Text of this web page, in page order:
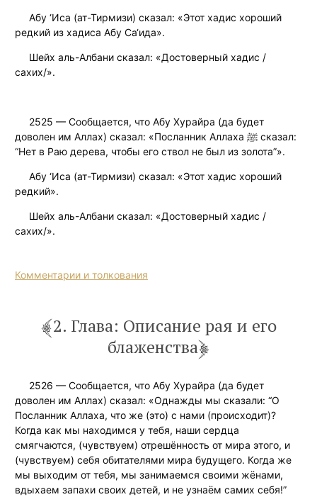
Абу ‘Иса (ат-Тирмизи) сказал: «Этот хадис хороший
редкий из хадиса Абу Са‘ида».
Шейх аль-Албани сказал: «Достоверный хадис /
сахих/».
2525 — Сообщается, что Абу Хурайра (да будет
доволен им Аллах) сказал: «Посланник Аллаха ﷺ сказал:
“Нет в Раю дерева, чтобы его ствол не был из золота”».
Абу ‘Иса (ат-Тирмизи) сказал: «Этот хадис хороший
редкий».
Шейх аль-Албани сказал: «Достоверный хадис /
сахих/».
Комментарии и толкования
2. Глава: Описание рая и его
блаженства
2526 — Сообщается, что Абу Хурайра (да будет
доволен им Аллах) сказал: «Однажды мы сказали: “О
Посланник Аллаха, что же (это) с нами (происходит)?
Когда как мы находимся у тебя, наши сердца
смягчаются, (чувствуем) отрешённость от мира этого, и
(чувствуем) себя обитателями мира будущего. Когда же
мы выходим от тебя, мы занимаемся своими жёнами,
вдыхаем запахи своих детей, и не узнаём самих себя!”